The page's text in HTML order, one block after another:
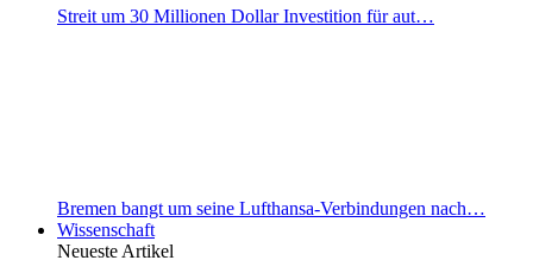
Streit um 30 Millionen Dollar Investition für aut…
Bremen bangt um seine Lufthansa-Verbindungen nach…
Wissenschaft
Neueste Artikel